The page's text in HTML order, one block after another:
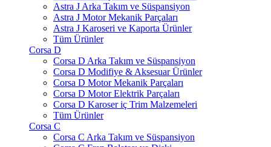
Astra J Arka Takım ve Süspansiyon
Astra J Motor Mekanik Parçaları
Astra J Karoseri ve Kaporta Ürünler
Tüm Ürünler
Corsa D
Corsa D Arka Takım ve Süspansiyon
Corsa D Modifiye & Aksesuar Ürünler
Corsa D Motor Mekanik Parçaları
Corsa D Motor Elektrik Parçaları
Corsa D Karoser iç Trim Malzemeleri
Tüm Ürünler
Corsa C
Corsa C Arka Takım ve Süspansiyon